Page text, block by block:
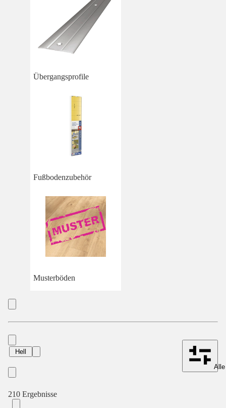
Übergangsprofile
Fußbodenzubehör
Musterböden
Hell
210 Ergebnisse